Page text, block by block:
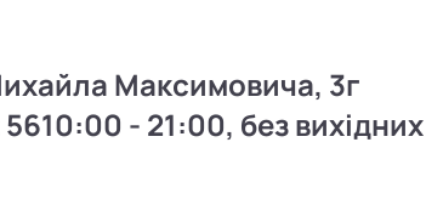
Максимовича, 3г
10:00 - 21:00, без вихідних